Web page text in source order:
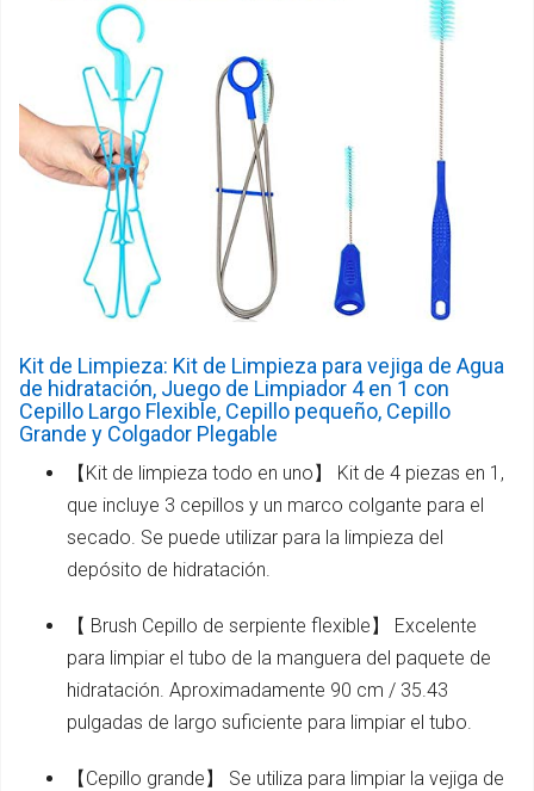
Kit de Limpieza: Kit de Limpieza para vejiga de Agua
de hidratación, Juego de Limpiador 4 en 1 con
Cepillo Largo Flexible, Cepillo pequeño, Cepillo
Grande y Colgador Plegable
【Kit de limpieza todo en uno】 Kit de 4 piezas en 1,
que incluye 3 cepillos y un marco colgante para el
secado. Se puede utilizar para la limpieza del
depósito de hidratación.
【 Brush Cepillo de serpiente flexible】 Excelente
para limpiar el tubo de la manguera del paquete de
hidratación. Aproximadamente 90 cm / 35.43
pulgadas de largo suficiente para limpiar el tubo.
【Cepillo grande】 Se utiliza para limpiar la vejiga de